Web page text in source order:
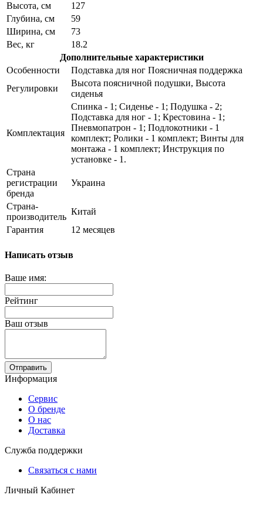
Высота, см
127
Глубина, см
59
Ширина, см
73
Вес, кг
18.2
Дополнительные характеристики
Особенности
Подставка для ног Поясничная поддержка
Регулировки
Высота поясничной подушки, Высота
сиденья
Комплектация
Спинка - 1; Сиденье - 1; Подушка - 2;
Подставка для ног - 1; Крестовина - 1;
Пневмопатрон - 1; Подлокотники - 1
комплект; Ролики - 1 комплект; Винты для
монтажа - 1 комплект; Инструкция по
установке - 1.
Страна
регистрации
бренда
Украина
Страна-
производитель
Китай
Гарантия
12 месяцев
Написать отзыв
Ваше имя:
Рейтинг
Ваш отзыв
Отправить
Информация
Сервис
О бренде
О нас
Доставка
Служба поддержки
Связаться с нами
Личный Кабинет